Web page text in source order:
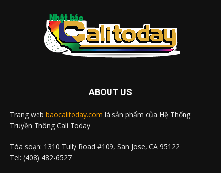
ABOUT US
Trang web baocalitoday.com là sản phẩm của Hệ Thống
Truyền Thông Cali Today
Tòa soạn: 1310 Tully Road #109, San Jose, CA 95122
Tel: (408) 482-6527